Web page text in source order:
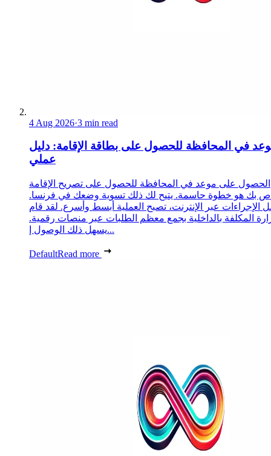
4 Aug 2026·3 min read
في المحافظة للحصول على بطاقة الإقامة: دليل
عملي
الحصول على موعد في المحافظة للحصول على تصريح الإقامة
بك هو خطوة حاسمة. يتيح لك ذلك تسوية وضعك في فرنسا.
الإجراءات عبر الإنترنت، تصبح العملية أبسط وأسرع. لقد قام
المكلفة بالداخلية بجمع معظم الطلبات عبر منصات رقمية.
يسهل ذلك الوصول إ...
DefaultRead more